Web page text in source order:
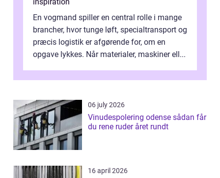
inspiration
En vogmand spiller en central rolle i mange
brancher, hvor tunge løft, specialtransport og
præcis logistik er afgørende for, om en
opgave lykkes. Når materialer, maskiner ell...
06 july 2026
Vinudespolering odense sådan får
du rene ruder året rundt
16 april 2026